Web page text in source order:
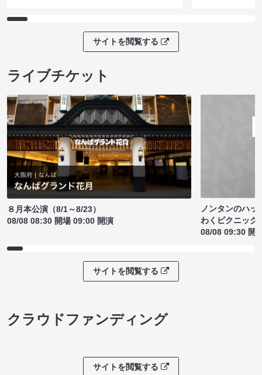
サイトを閲覧する
ライブチケット
８月本公演（8/1～8/23）
08/08 08:30 開場 09:00 開演
ノンタンのハッ
わくピクニック
08/08 09:30 開
サイトを閲覧する
クラウドファンディング
サイトを閲覧する